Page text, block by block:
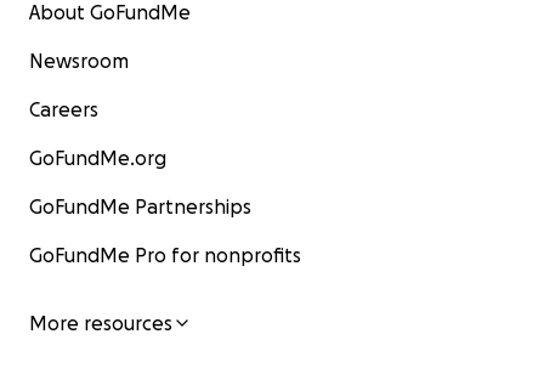
About GoFundMe
Newsroom
Careers
GoFundMe.org
GoFundMe Partnerships
GoFundMe Pro for nonprofits
More resources